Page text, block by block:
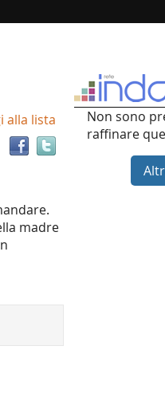
Trova
documento
alla lista
madre
Non sono
raffinare